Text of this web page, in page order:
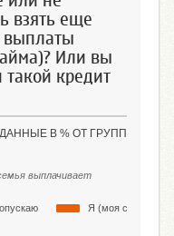
взять еще
выплаты
Или вы
кредит
ДАННЫЕ В % ОТ ГРУПП
выплачивает
Я (моя семья) уже